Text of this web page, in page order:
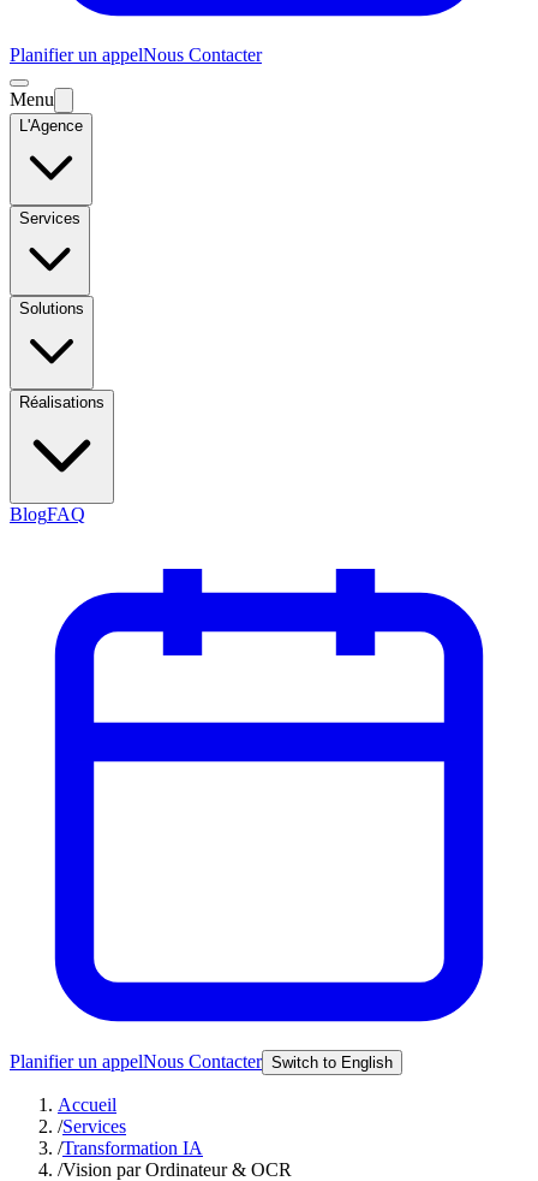
Planifier un appelNous Contacter
Menu
L'Agence
Services
Solutions
Réalisations
BlogFAQ
Planifier un appelNous Contacter Switch to English
Accueil
/Services
/Transformation IA
/Vision par Ordinateur & OCR